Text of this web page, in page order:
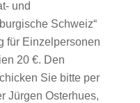
und
Schweiz“
für Einzelpersonen
20 €. Den
Sie bitte per
Jürgen Osterhues,